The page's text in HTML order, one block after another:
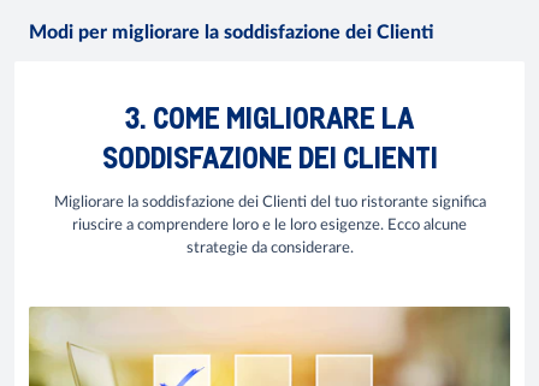
Modi per migliorare la soddisfazione dei Clienti
3. COME MIGLIORARE LA
SODDISFAZIONE DEI CLIENTI
Migliorare la soddisfazione dei Clienti del tuo ristorante significa
riuscire a comprendere loro e le loro esigenze. Ecco alcune
strategie da considerare.